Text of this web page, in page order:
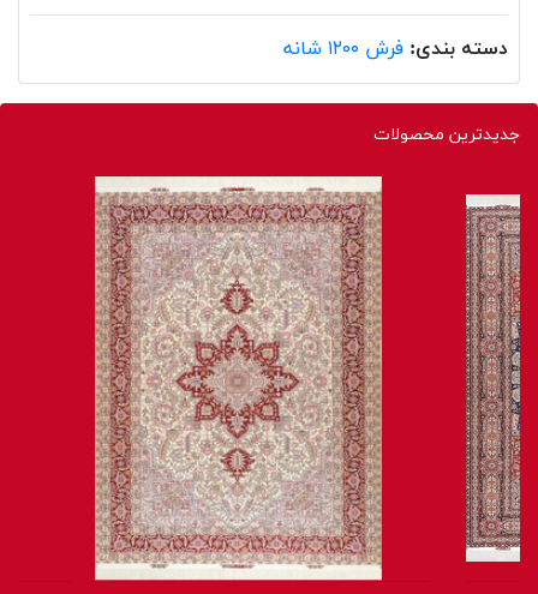
دسته بندی: فرش ۱۲۰۰ شانه
جدیدترین محصولات